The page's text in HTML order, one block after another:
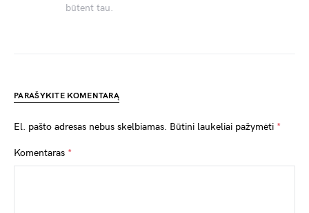
būtent tau.
PARAŠYKITE KOMENTARĄ
El. pašto adresas nebus skelbiamas. Būtini laukeliai pažymėti *
Komentaras *